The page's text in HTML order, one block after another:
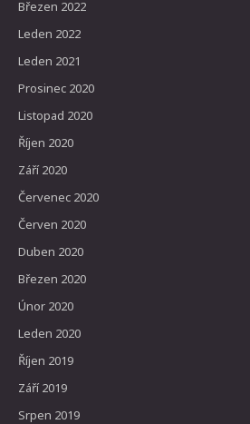
Březen 2022
Leden 2022
Leden 2021
Prosinec 2020
Listopad 2020
Říjen 2020
Září 2020
Červenec 2020
Červen 2020
Duben 2020
Březen 2020
Únor 2020
Leden 2020
Říjen 2019
Září 2019
Srpen 2019